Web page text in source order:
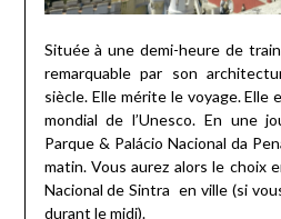
Située à une demi-heure de
remarquable par son
siècle. Elle mérite le voyage. Elle
mondial de l’Unesco. En une
Parque & Palácio Nacional da
matin. Vous aurez alors le choix
Nacional de Sintra en ville (si
durant le midi).